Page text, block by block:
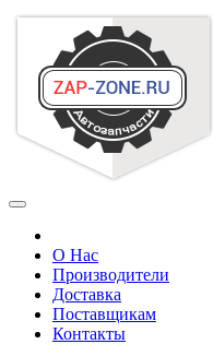
О Нас
Производители
Доставка
Поставщикам
Контакты